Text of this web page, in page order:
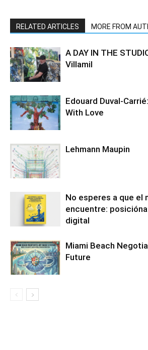
RELATED ARTICLES MORE FROM
A DAY IN THE
Villamil
Edouard Duval-
With Love
Lehmann Maupin
No esperes a que el
encuentre:
digital
Miami Beach
Future